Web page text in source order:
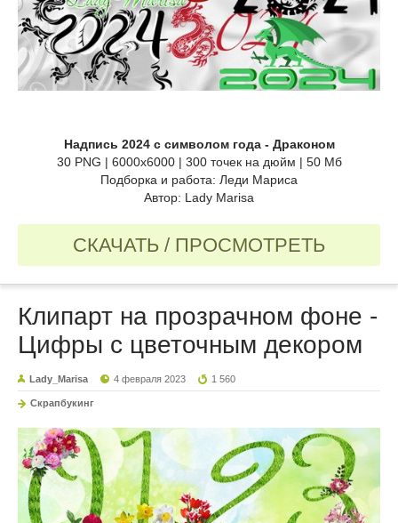
Надпись 2024 с символом года - Драконом
30 PNG | 6000x6000 | 300 точек на дюйм | 50 Мб
Подборка и работа: Леди Мариса
Автор: Lady Marisa
СКАЧАТЬ / ПРОСМОТРЕТЬ
Клипарт на прозрачном фоне -
Цифры с цветочным декором
Lady_Marisa 4 февраля 2023 1 560
Скрапбукинг